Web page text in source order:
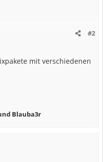
#2
mit verschiedenen
Blauba3r